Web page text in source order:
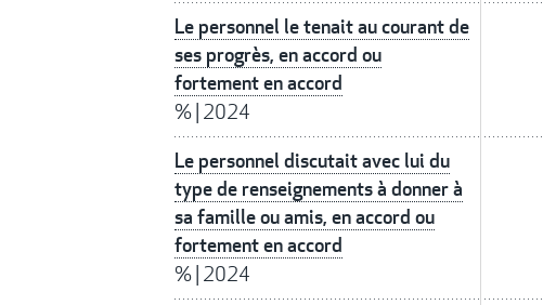
Le personnel le tenait au courant de
ses progrès, en accord ou
fortement en accord
%| 2024
Le personnel discutait avec lui du
type de renseignements à donner à
sa famille ou amis, en accord ou
fortement en accord
%| 2024